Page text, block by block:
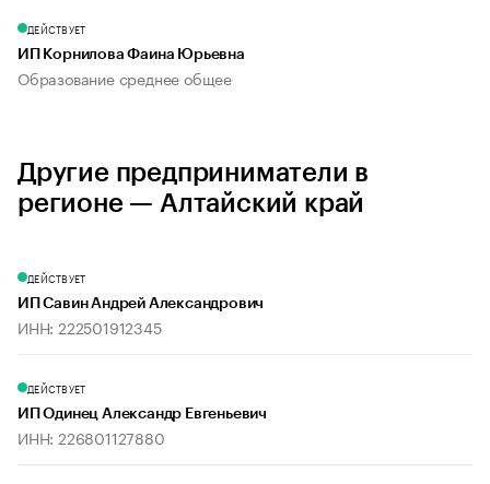
ДЕЙСТВУЕТ
ИП Корнилова Фаина Юрьевна
Образование среднее общее
Другие предприниматели в
регионе — Алтайский край
ДЕЙСТВУЕТ
ИП Савин Андрей Александрович
ИНН: 222501912345
ДЕЙСТВУЕТ
ИП Одинец Александр Евгеньевич
ИНН: 226801127880